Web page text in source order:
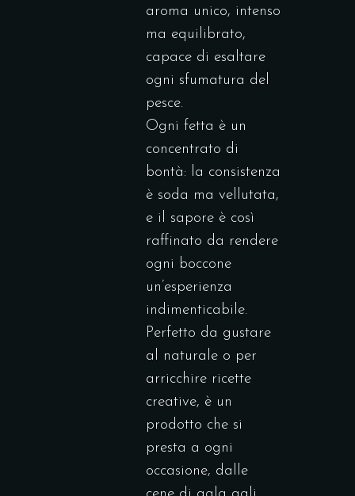
aroma unico, intenso
ma equilibrato,
capace di esaltare
ogni sfumatura del
pesce.
Ogni fetta è un
concentrato di
bontà: la consistenza
è soda ma vellutata,
e il sapore è così
raffinato da rendere
ogni boccone
un’esperienza
indimenticabile.
Perfetto da gustare
al naturale o per
arricchire ricette
creative, è un
prodotto che si
presta a ogni
occasione, dalle